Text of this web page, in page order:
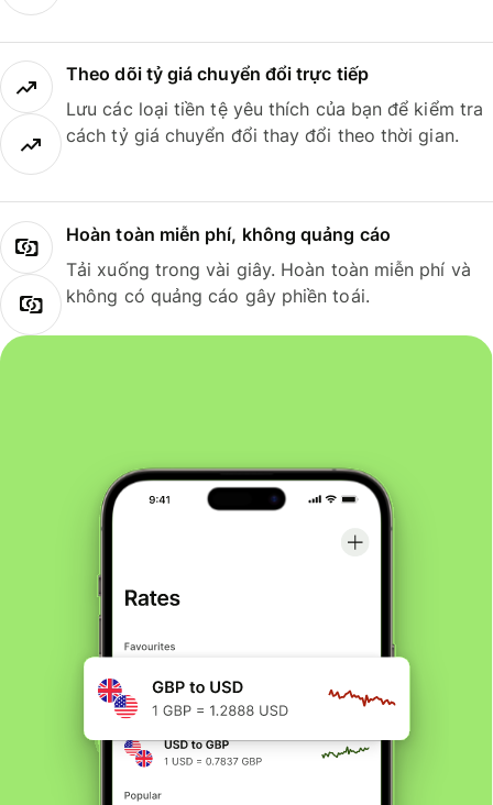
Theo dõi tỷ giá chuyển đổi trực tiếp
Lưu các loại tiền tệ yêu thích của bạn để kiểm tra
cách tỷ giá chuyển đổi thay đổi theo thời gian.
Hoàn toàn miễn phí, không quảng cáo
Tải xuống trong vài giây. Hoàn toàn miễn phí và
không có quảng cáo gây phiền toái.